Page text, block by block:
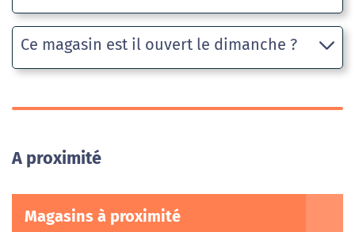
Ce magasin est il ouvert le dimanche ?
A proximité
Magasins à proximité